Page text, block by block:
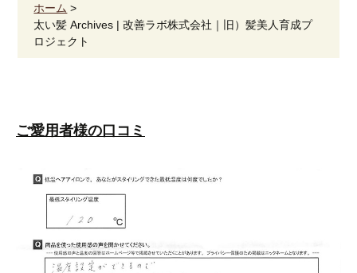
ホーム >
太い髪 Archives | 改善ラボ株式会社｜旧）髪美人育成プ
ロジェクト
ご愛用者様の口コミ